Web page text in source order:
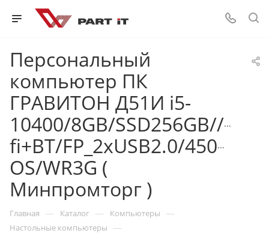
Персональный
компьютер ПК
ГРАВИТОН Д51И i5-
10400/8GB/SSD256GB//Wi-
fi+BT/FP_2xUSB2.0/450W/
OS/WR3G (
Минпромторг )
Главная — Каталог — Компьютеры —
Настольные компьютеры —